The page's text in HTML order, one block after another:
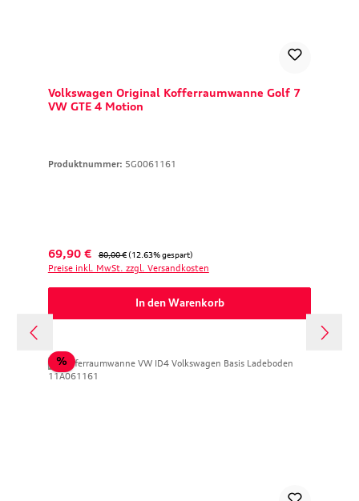
Volkswagen Original Kofferraumwanne Golf 7
VW GTE 4 Motion
Produktnummer: 5G0061161
Verkaufspreis:
69,90 € Regulärer Preis:
80,00 € (12.63% gespart)
Preise inkl. MwSt. zzgl. Versandkosten
In den Warenkorb
%Rabatt